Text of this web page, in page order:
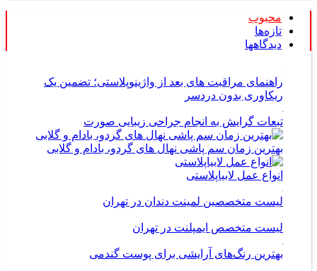
محبوب
تازه‌ها
دیدگاهها
راهنمای مراقبت های بعد از واژینوپلاستی؛ تضمین یک
ریکاوری بدون دردسر
تبعات گرایش به انجام جراحی زیبایی صورت
بهترین زمان سم پاشی نهال های گردو، بادام و گلابی
انواع عمل لابیاپلاستی
لیست متخصصین لمینت دندان در تهران
لیست متخصص ایمپلنت در تهران
بهترین رنگ‌های آرایشی برای پوست گندمی